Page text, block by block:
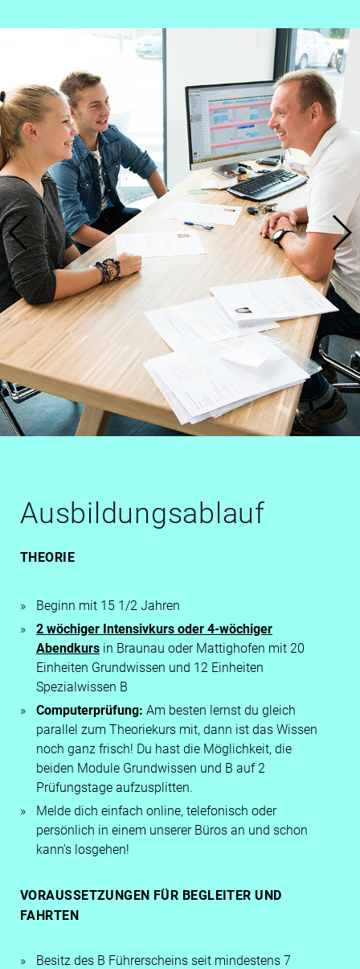
Ausbildungsablauf
THEORIE
Beginn mit 15 1/2 Jahren
2 wöchiger Intensivkurs oder 4-wöchiger
Abendkurs in Braunau oder Mattighofen mit 20
Einheiten Grundwissen und 12 Einheiten
Spezialwissen B
Computerprüfung: Am besten lernst du gleich
parallel zum Theoriekurs mit, dann ist das Wissen
noch ganz frisch! Du hast die Möglichkeit, die
beiden Module Grundwissen und B auf 2
Prüfungstage aufzusplitten.
Melde dich einfach online, telefonisch oder
persönlich in einem unserer Büros an und schon
kann’s losgehen!
VORAUSSETZUNGEN FÜR BEGLEITER UND
FAHRTEN
Besitz des B Führerscheins seit mindestens 7